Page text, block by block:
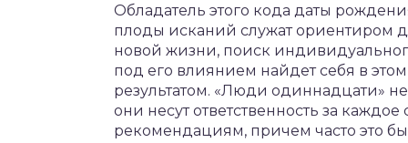
Обладатель этого кода даты
плоды исканий служат ориентиром
новой жизни, поиск
под его влиянием найдет себя в
результатом. «Люди одиннадцати»
они несут ответственность за каждое
рекомендациям, причем часто это